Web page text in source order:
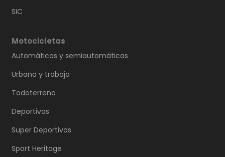
SIC
Motocicletas
Automáticas y semiautomáticas
Urbana y trabajo
Todoterreno
Deportivas
Super Deportivas
Sport Heritage